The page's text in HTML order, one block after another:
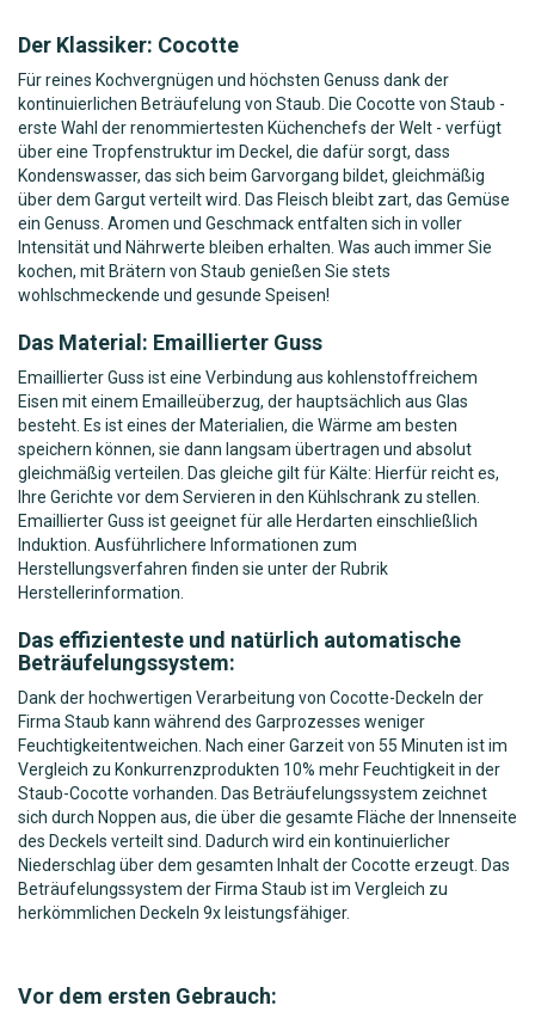
Der Klassiker: Cocotte
Für reines Kochvergnügen und höchsten Genuss dank der
kontinuierlichen Beträufelung von Staub. Die Cocotte von Staub -
erste Wahl der renommiertesten Küchenchefs der Welt - verfügt
über eine Tropfenstruktur im Deckel, die dafür sorgt, dass
Kondenswasser, das sich beim Garvorgang bildet, gleichmäßig
über dem Gargut verteilt wird. Das Fleisch bleibt zart, das Gemüse
ein Genuss. Aromen und Geschmack entfalten sich in voller
Intensität und Nährwerte bleiben erhalten. Was auch immer Sie
kochen, mit Brätern von Staub genießen Sie stets
wohlschmeckende und gesunde Speisen!
Das Material: Emaillierter Guss
Emaillierter Guss ist eine Verbindung aus kohlenstoffreichem
Eisen mit einem Emailleüberzug, der hauptsächlich aus Glas
besteht. Es ist eines der Materialien, die Wärme am besten
speichern können, sie dann langsam übertragen und absolut
gleichmäßig verteilen. Das gleiche gilt für Kälte: Hierfür reicht es,
Ihre Gerichte vor dem Servieren in den Kühlschrank zu stellen.
Emaillierter Guss ist geeignet für alle Herdarten einschließlich
Induktion. Ausführlichere Informationen zum
Herstellungsverfahren finden sie unter der Rubrik
Herstellerinformation.
Das effizienteste und natürlich automatische
Beträufelungssystem:
Dank der hochwertigen Verarbeitung von Cocotte-Deckeln der
Firma Staub kann während des Garprozesses weniger
Feuchtigkeitentweichen. Nach einer Garzeit von 55 Minuten ist im
Vergleich zu Konkurrenzprodukten 10% mehr Feuchtigkeit in der
Staub-Cocotte vorhanden. Das Beträufelungssystem zeichnet
sich durch Noppen aus, die über die gesamte Fläche der Innenseite
des Deckels verteilt sind. Dadurch wird ein kontinuierlicher
Niederschlag über dem gesamten Inhalt der Cocotte erzeugt. Das
Beträufelungssystem der Firma Staub ist im Vergleich zu
herkömmlichen Deckeln 9x leistungsfähiger.
Vor dem ersten Gebrauch: